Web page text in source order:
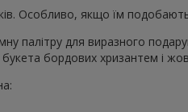
Особливо, якщо їм
для виразного
бордових хризантем і